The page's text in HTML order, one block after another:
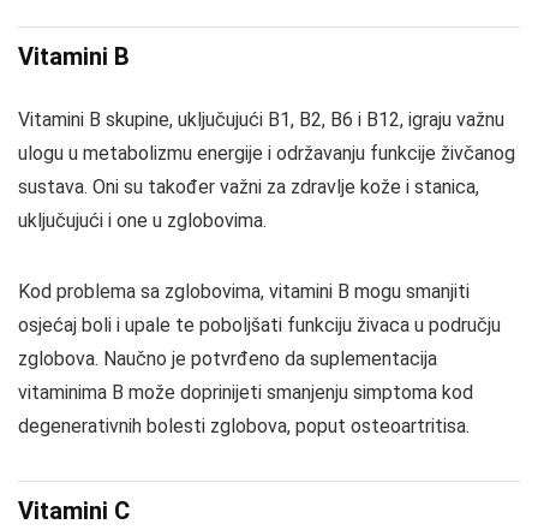
Vitamini B
Vitamini B skupine, uključujući B1, B2, B6 i B12, igraju važnu
ulogu u metabolizmu energije i održavanju funkcije živčanog
sustava. Oni su također važni za zdravlje kože i stanica,
uključujući i one u zglobovima.
Kod problema sa zglobovima, vitamini B mogu smanjiti
osjećaj boli i upale te poboljšati funkciju živaca u području
zglobova. Naučno je potvrđeno da suplementacija
vitaminima B može doprinijeti smanjenju simptoma kod
degenerativnih bolesti zglobova, poput osteoartritisa.
Vitamini C